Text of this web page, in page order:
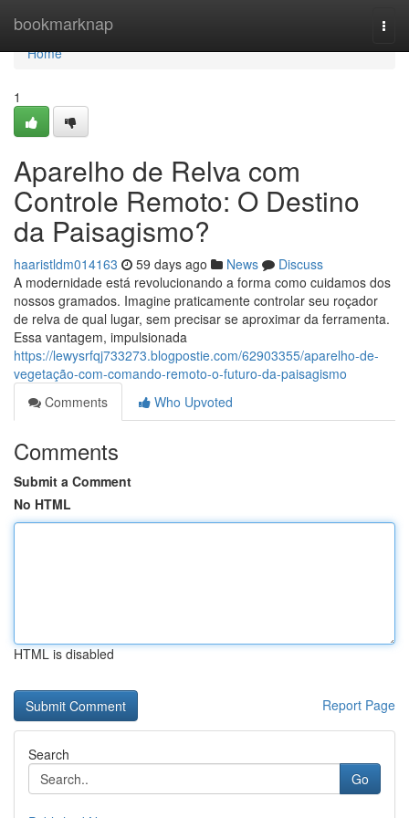
bookmarknap
Home
Home
1
Aparelho de Relva com
Controle Remoto: O Destino
da Paisagismo?
haaristldm014163 59 days ago News
Discuss
A modernidade está revolucionando a forma como cuidamos dos
nossos gramados. Imagine praticamente controlar seu roçador
de relva de qual lugar, sem precisar se aproximar da ferramenta.
Essa vantagem, impulsionada
https://lewysrfqj733273.blogpostie.com/62903355/aparelho-de-
vegetação-com-comando-remoto-o-futuro-da-paisagismo
Comments
Who Upvoted
Comments
Submit a Comment
No HTML
HTML is disabled
Report Page
Search
Go